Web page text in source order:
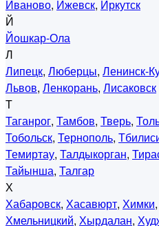
Иваново, Ижевск, Иркутск
Й
Йошкар-Ола
Л
Липецк, Люберцы, Ленинск-
Львов, Ленкорань, Лисаковск
Т
Таганрог, Тамбов, Тверь,
Тобольск, Тернополь,
Темиртау, Талдыкорган,
Тайынша, Талгар
Х
Хабаровск, Хасавюрт, Химки,
Хмельницкий, Хырдалан,